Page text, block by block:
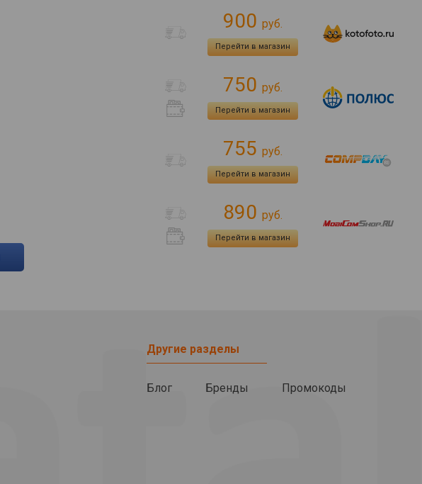
900 руб.
Перейти в магазин
750 руб.
Перейти в магазин
755 руб.
Перейти в магазин
890 руб.
Перейти в магазин
Другие разделы
Блог Бренды Промокоды